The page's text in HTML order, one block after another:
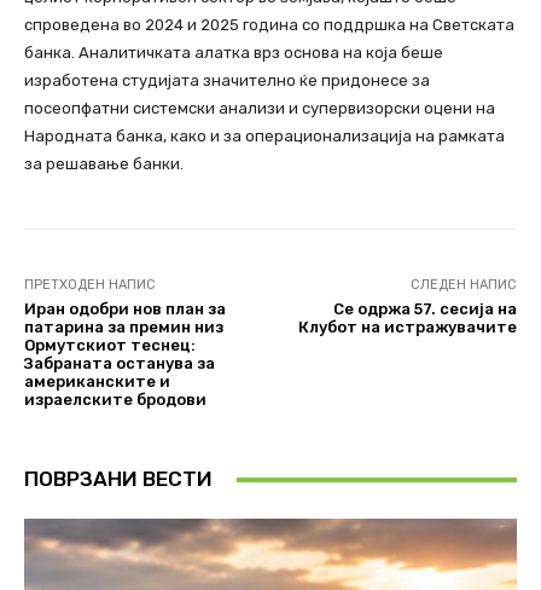
спроведена во 2024 и 2025 година со поддршка на Светската
банка. Аналитичката алатка врз основа на која беше
изработена студијата значително ќе придонесе за
посеопфатни системски анализи и супервизорски оцени на
Народната банка, како и за операционализација на рамката
за решавање банки.
ПРЕТХОДЕН НАПИС
Иран одобри нов план за
патарина за премин низ
Ормутскиот теснец:
Забраната останува за
американските и
израелските бродови
СЛЕДЕН НАПИС
Се одржа 57. сесија на
Клубот на истражувачите
ПОВРЗАНИ ВЕСТИ